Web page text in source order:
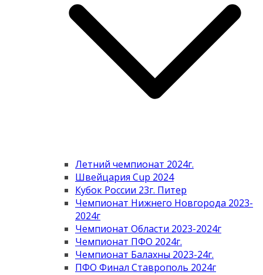
Летний чемпионат 2024г.
Швейцария Cup 2024
Кубок России 23г. Питер
Чемпионат Нижнего Новгорода 2023-
2024г
Чемпионат Области 2023-2024г
Чемпионат ПФО 2024г.
Чемпионат Балахны 2023-24г.
ПФО Финал Ставрополь 2024г